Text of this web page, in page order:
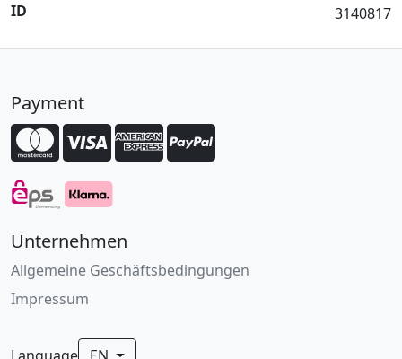
ID
3140817
Payment
Unternehmen
Allgemeine Geschäftsbedingungen
Impressum